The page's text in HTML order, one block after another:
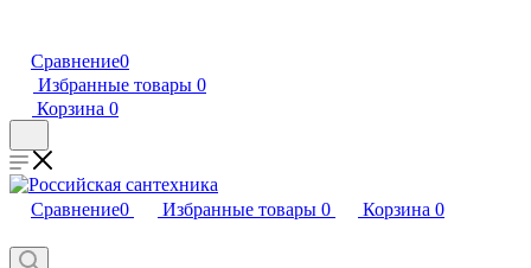
Сравнение0
Избранные товары 0
Корзина 0
Сравнение0 Избранные товары 0 Корзина 0